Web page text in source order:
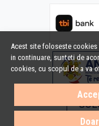
Acest site foloseste
in continuare, sunteti de
cookies, cu scopul de a va